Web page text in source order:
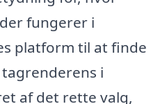
fungerer i
platform til at finde
i
af det rette valg,